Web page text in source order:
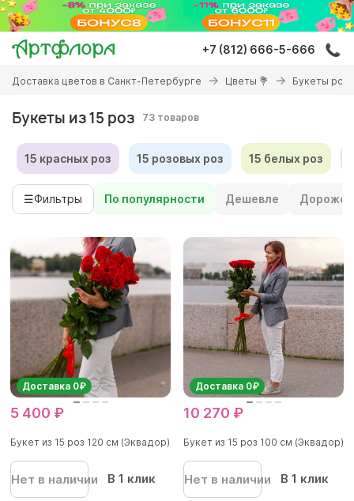
Перейти
основному
содержанию
+7 (812) 666-5-666
Вы
здесь
Доставка цветов в Санкт-Петербурге Цветы 💐 Букеты роз
Букеты из 15 роз 73 товаров
15 красных роз 15 розовых роз 15 белых роз
☰Фильтры По популярности Дешевле Дороже
Доставка 0₽
5 400 ₽
Букет из 15 роз 120 см (Эквадор)
Нет в наличии В 1 клик
Доставка 0₽
10 270 ₽
Букет из 15 роз 100 см (Эквадор)
Нет в наличии В 1 клик